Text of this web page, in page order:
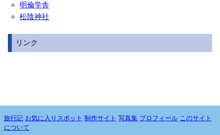
明倫学舎
松陰神社
リンク
旅行記 お気に入りスポット 制作サイト 写真集 プロフィール このサイト
について